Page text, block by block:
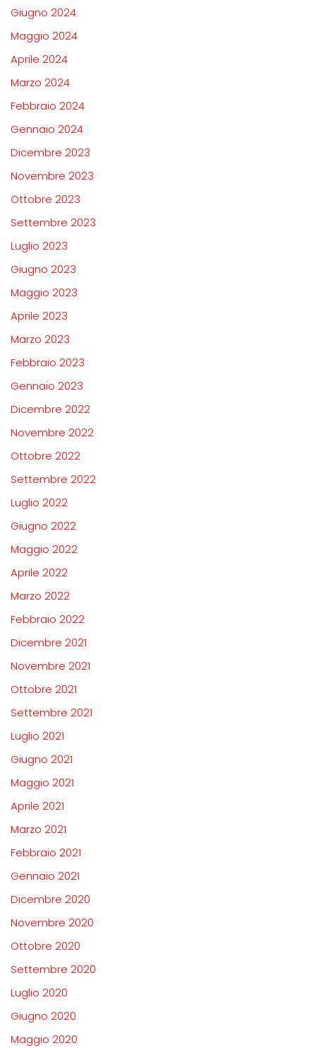
Giugno 2024
Maggio 2024
Aprile 2024
Marzo 2024
Febbraio 2024
Gennaio 2024
Dicembre 2023
Novembre 2023
Ottobre 2023
Settembre 2023
Luglio 2023
Giugno 2023
Maggio 2023
Aprile 2023
Marzo 2023
Febbraio 2023
Gennaio 2023
Dicembre 2022
Novembre 2022
Ottobre 2022
Settembre 2022
Luglio 2022
Giugno 2022
Maggio 2022
Aprile 2022
Marzo 2022
Febbraio 2022
Dicembre 2021
Novembre 2021
Ottobre 2021
Settembre 2021
Luglio 2021
Giugno 2021
Maggio 2021
Aprile 2021
Marzo 2021
Febbraio 2021
Gennaio 2021
Dicembre 2020
Novembre 2020
Ottobre 2020
Settembre 2020
Luglio 2020
Giugno 2020
Maggio 2020